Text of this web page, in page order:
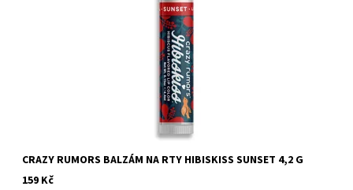
CRAZY RUMORS BALZÁM NA RTY HIBISKISS SUNSET 4,2 G
159 Kč